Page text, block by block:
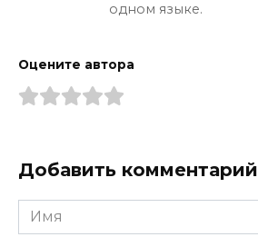
одном языке.
Оцените автора
Добавить комментарий
Имя
*